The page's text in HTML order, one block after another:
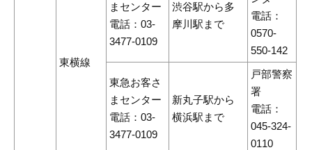
東横線
まセンター
電話：03-
3477-0109
渋谷駅から多
摩川駅まで
電話：
0570-
550-142
東急お客さ
まセンター
電話：03-
3477-0109
新丸子駅から
横浜駅まで
戸部警察
署
電話：
045-324-
0110